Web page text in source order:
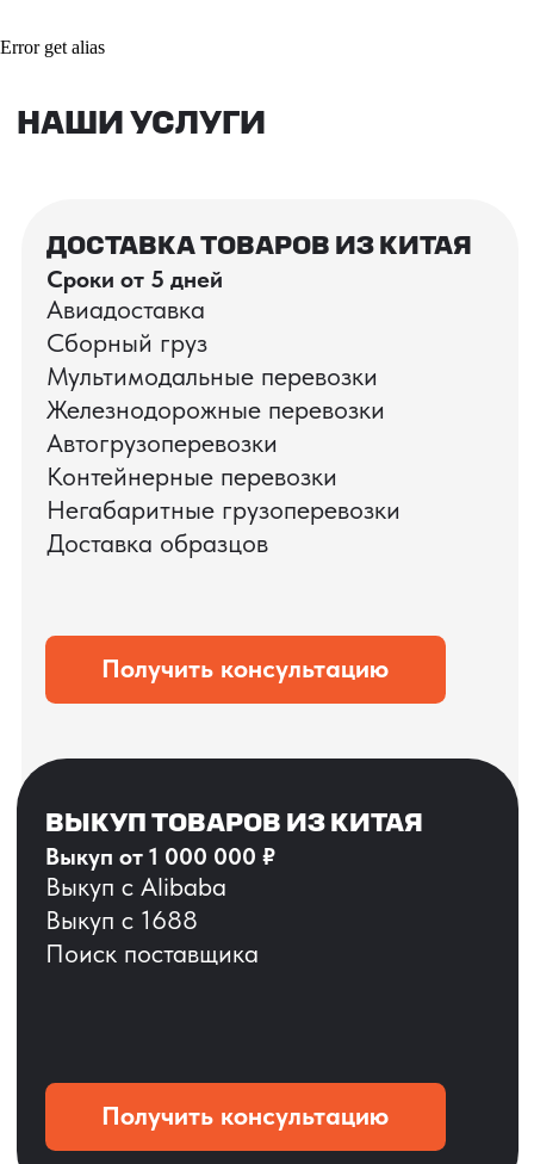
Error get alias
проверок товаров, работы склада,
упаковки и отправки оптовых партий
смотрите в нашем Telegram-канале
ДО ОПЛАТЫ?
ОСТАВЬТЕ ЗАЯВКУ
Мы вернёмся с расчётом и фото после
технической проверки
+7